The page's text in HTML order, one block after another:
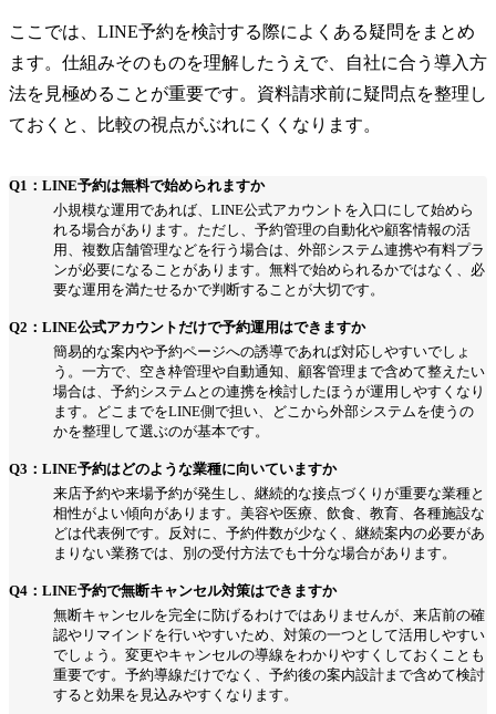
ここでは、LINE予約を検討する際によくある疑問をまとめ
ます。仕組みそのものを理解したうえで、自社に合う導入方
法を見極めることが重要です。資料請求前に疑問点を整理し
ておくと、比較の視点がぶれにくくなります。
Q1：LINE予約は無料で始められますか
小規模な運用であれば、LINE公式アカウントを入口にして始めら
れる場合があります。ただし、予約管理の自動化や顧客情報の活
用、複数店舗管理などを行う場合は、外部システム連携や有料プラ
ンが必要になることがあります。無料で始められるかではなく、必
要な運用を満たせるかで判断することが大切です。
Q2：LINE公式アカウントだけで予約運用はできますか
簡易的な案内や予約ページへの誘導であれば対応しやすいでしょ
う。一方で、空き枠管理や自動通知、顧客管理まで含めて整えたい
場合は、予約システムとの連携を検討したほうが運用しやすくなり
ます。どこまでをLINE側で担い、どこから外部システムを使うの
かを整理して選ぶのが基本です。
Q3：LINE予約はどのような業種に向いていますか
来店予約や来場予約が発生し、継続的な接点づくりが重要な業種と
相性がよい傾向があります。美容や医療、飲食、教育、各種施設な
どは代表例です。反対に、予約件数が少なく、継続案内の必要があ
まりない業務では、別の受付方法でも十分な場合があります。
Q4：LINE予約で無断キャンセル対策はできますか
無断キャンセルを完全に防げるわけではありませんが、来店前の確
認やリマインドを行いやすいため、対策の一つとして活用しやすい
でしょう。変更やキャンセルの導線をわかりやすくしておくことも
重要です。予約導線だけでなく、予約後の案内設計まで含めて検討
すると効果を見込みやすくなります。